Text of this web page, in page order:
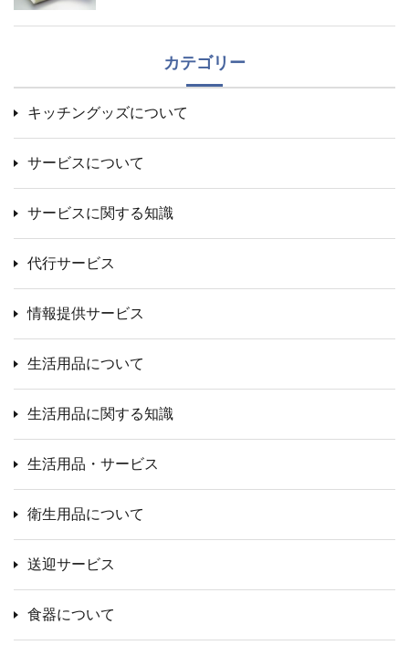
カテゴリー
キッチングッズについて
サービスについて
サービスに関する知識
代行サービス
情報提供サービス
生活用品について
生活用品に関する知識
生活用品・サービス
衛生用品について
送迎サービス
食器について